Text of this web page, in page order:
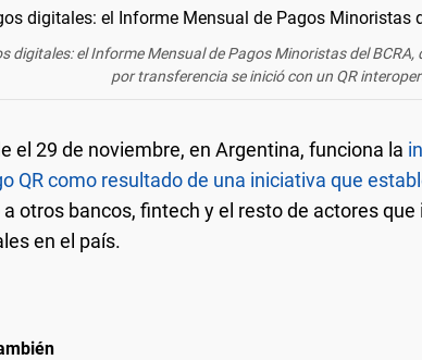
digitales: el Informe Mensual de Pagos Minoristas del
por transferencia se inició con un QR
el 29 de noviembre, en Argentina, funciona la
QR como resultado de una iniciativa que
a otros bancos, fintech y el resto de actores
en el país.